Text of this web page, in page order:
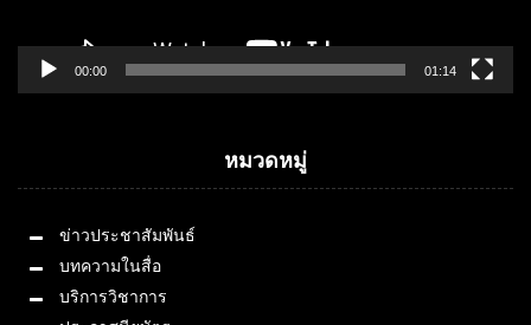
00:00 01:14
หมวดหมู่
ข่าวประชาสัมพันธ์
บทความในสื่อ
บริการวิชาการ